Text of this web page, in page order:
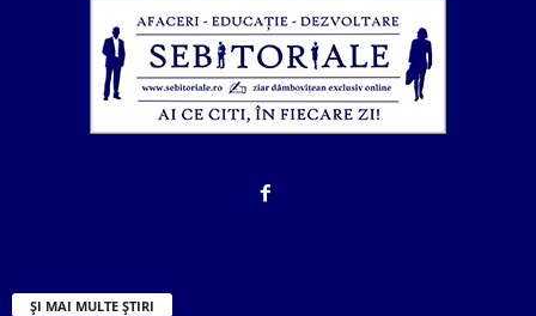
ȘI MAI MULTE ȘTIRI